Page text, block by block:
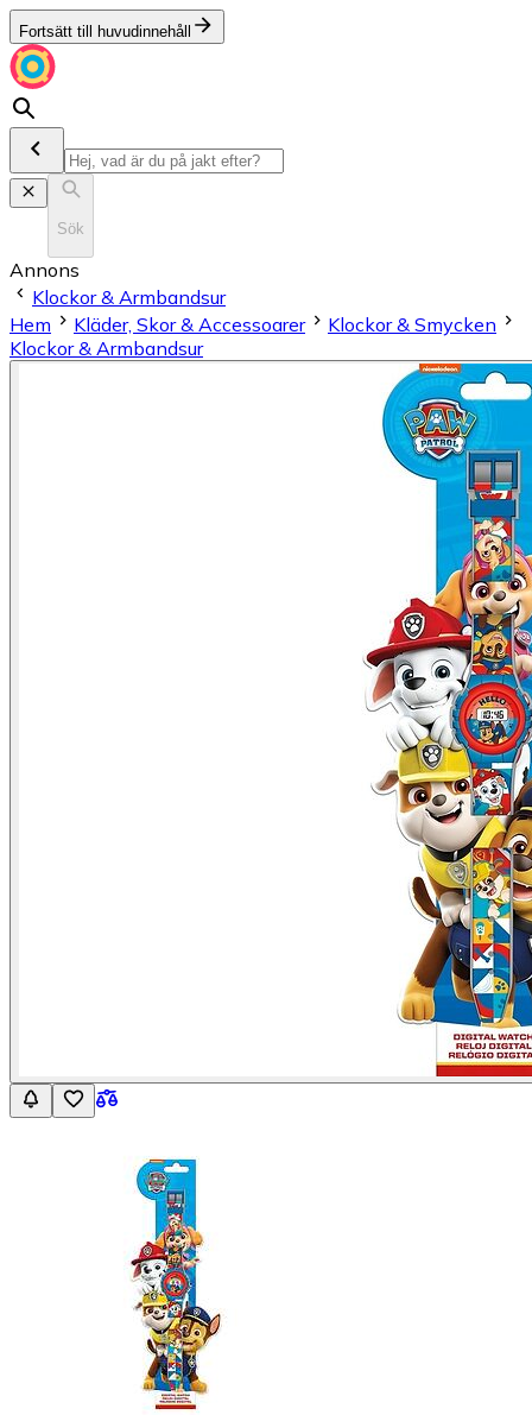
Fortsätt till huvudinnehåll
Sök
Annons
Klockor & Armbandsur
Hem
Kläder, Skor & Accessoarer
Klockor & Smycken
Klockor & Armbandsur